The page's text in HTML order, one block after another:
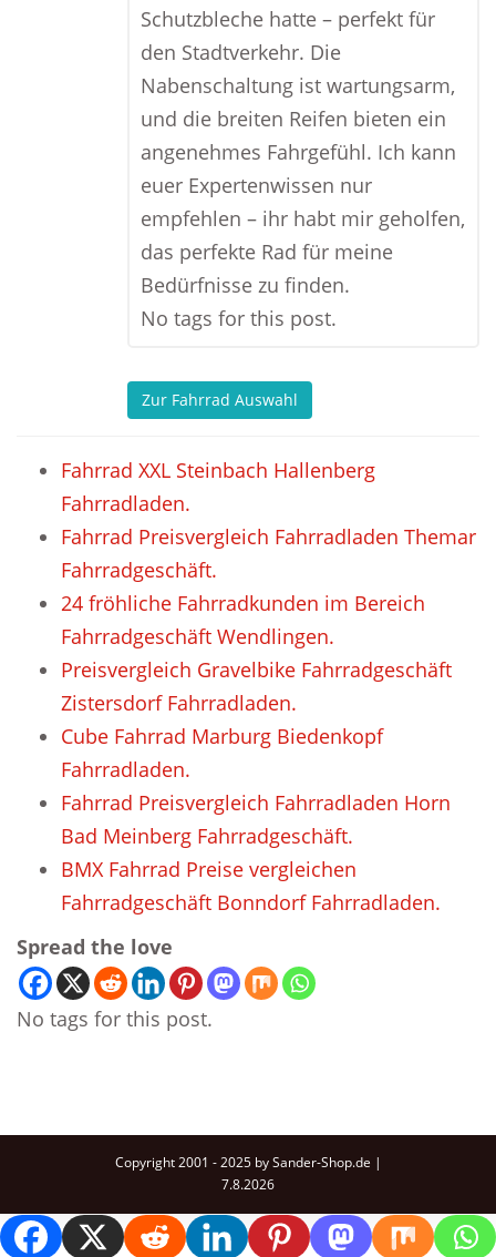
Schutzbleche hatte – perfekt für
den Stadtverkehr. Die
Nabenschaltung ist wartungsarm,
und die breiten Reifen bieten ein
angenehmes Fahrgefühl. Ich kann
euer Expertenwissen nur
empfehlen – ihr habt mir geholfen,
das perfekte Rad für meine
Bedürfnisse zu finden.
No tags for this post.
Zur Fahrrad Auswahl
Fahrrad XXL Steinbach Hallenberg
Fahrradladen.
Fahrrad Preisvergleich Fahrradladen Themar
Fahrradgeschäft.
24 fröhliche Fahrradkunden im Bereich
Fahrradgeschäft Wendlingen.
Preisvergleich Gravelbike Fahrradgeschäft
Zistersdorf Fahrradladen.
Cube Fahrrad Marburg Biedenkopf
Fahrradladen.
Fahrrad Preisvergleich Fahrradladen Horn
Bad Meinberg Fahrradgeschäft.
BMX Fahrrad Preise vergleichen
Fahrradgeschäft Bonndorf Fahrradladen.
Spread the love
No tags for this post.
Copyright 2001 - 2025 by Sander-Shop.de |
7.8.2026